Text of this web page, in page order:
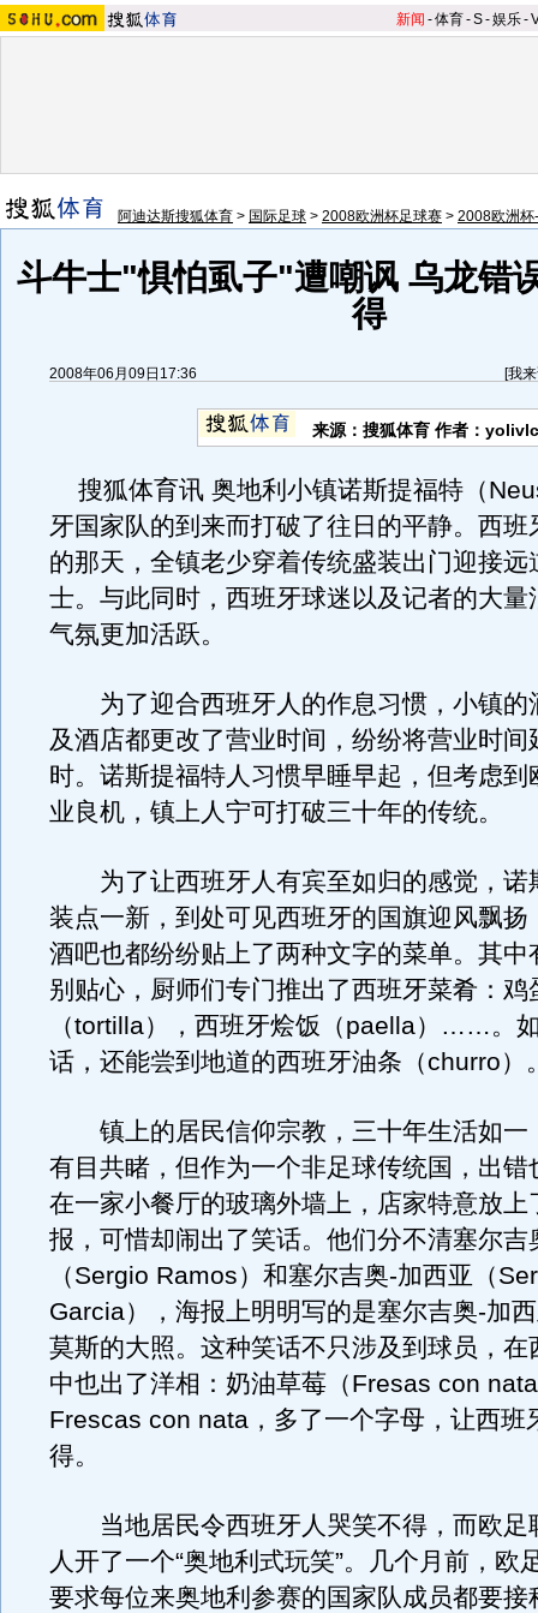
新闻 -体育-S-娱乐-
阿迪达斯搜狐体育 > 国际足球 > 2008欧洲杯足球赛 > 2008欧洲杯
斗牛士"惧怕虱子"遭嘲讽 乌龙错
得
2008年06月09日17:36 [我
来源：搜狐体育 作者：yolivlc
搜狐体育讯 奥地利小镇诺斯提福特（
牙国家队的到来而打破了往日的平静。西班
的那天，全镇老少穿着传统盛装出门迎接远
士。与此同时，西班牙球迷以及记者的大量
气氛更加活跃。
为了迎合西班牙人的作息习惯，小镇的
及酒店都更改了营业时间，纷纷将营业时间
时。诺斯提福特人习惯早睡早起，但考虑到
业良机，镇上人宁可打破三十年的传统。
为了让西班牙人有宾至如归的感觉，诺
装点一新，到处可见西班牙的国旗迎风飘扬
酒吧也都纷纷贴上了两种文字的菜单。其中
别贴心，厨师们专门推出了西班牙菜肴：鸡
（tortilla），西班牙烩饭（paella）……。
话，还能尝到地道的西班牙油条（churro）
镇上的居民信仰宗教，三十年生活如一
有目共睹，但作为一个非足球传统国，出错
在一家小餐厅的玻璃外墙上，店家特意放上
报，可惜却闹出了笑话。他们分不清塞尔吉
（Sergio Ramos）和塞尔吉奥-加西亚（
Garcia），海报上明明写的是塞尔吉奥-加
莫斯的大照。这种笑话不只涉及到球员，在
中也出了洋相：奶油草莓（Fresas con
Frescas con nata，多了一个字母，让西班
得。
当地居民令西班牙人哭笑不得，而欧足
人开了一个“奥地利式玩笑”。几个月前，欧
要求每位来奥地利参赛的国家队成员都要接